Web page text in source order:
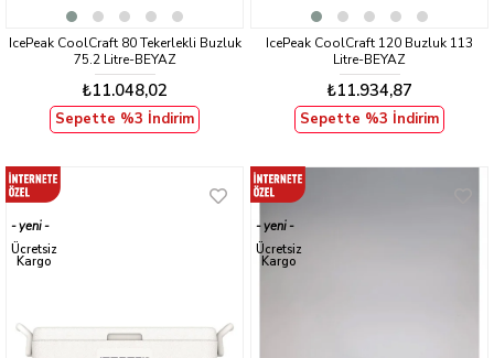
IcePeak CoolCraft 80 Tekerlekli Buzluk
75.2 Litre-BEYAZ
₺11.048,02
Sepette %3 İndirim
IcePeak CoolCraft 120 Buzluk 113
Litre-BEYAZ
₺11.934,87
Sepette %3 İndirim
yeni
ürün
Ücretsiz
Kargo
yeni
ürün
Ücretsiz
Kargo